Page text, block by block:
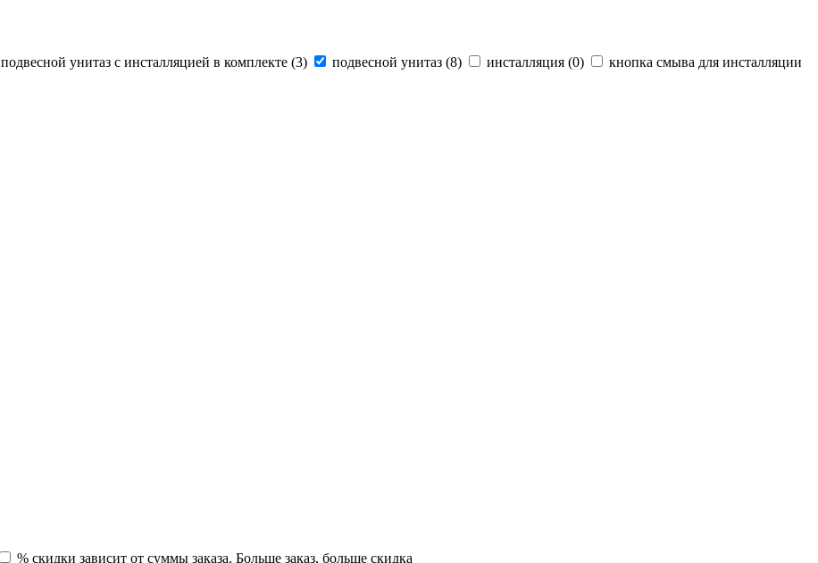
подвесной унитаз с инсталляцией в комплекте (3) подвесной унитаз (8) инсталляция (0)
кнопка смыва для инсталляции
% скидки зависит от суммы заказа. Больше заказ, больше скидка